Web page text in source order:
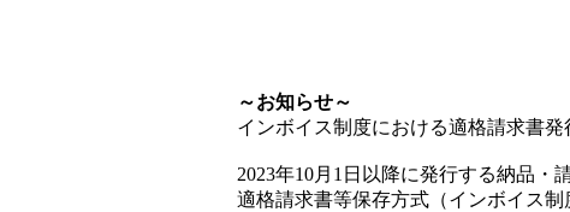
～お知らせ～
インボイス制度における適格請求書
2023年10月1日以降に発行する納品・
適格請求書等保存方式（インボイス制